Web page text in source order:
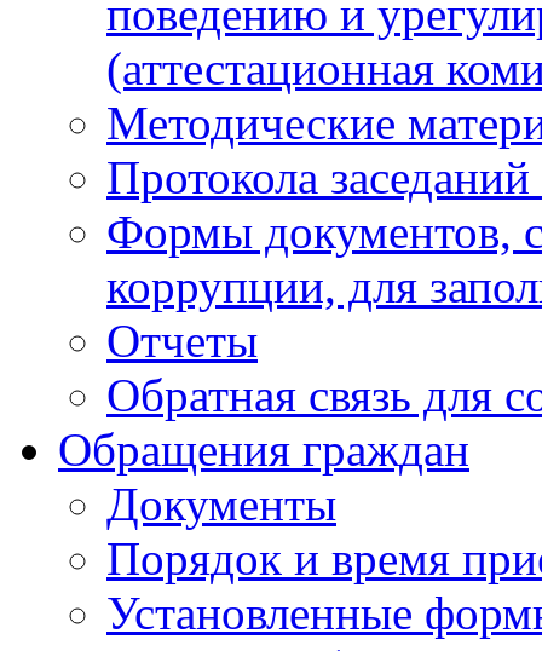
поведению и
(аттестационная
Методические
Протокола
Формы документов,
коррупции, для
Отчеты
Обратная связь для
Обращения граждан
Документы
Порядок и время
Установленные